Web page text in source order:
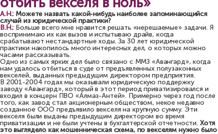
А.Н.: Можете назвать какой-нибудь наиболее запоминающийся
случай из юридической практики?
В.Н.: Больше всего мне нравится решать «нерешаемые» задачи. Я
воспринимаю их как вызов и испытываю драйв, когда
срабатывают нестандартные ходы. За 30 лет юридической
практики накопилось много интересных дел, о которых можно
часами рассказывать.
Одно из самых ярких дел было связано с ММЗ «Авангард», когда
нам удалось отбиться в суде от предъявленных полузаконных
векселей, выданных предыдущим директором предприятия.
В 2001-2004 годах мы оказывали юридическую поддержку
заводу «Авангард», который в этот период приватизировался и
входил в концерн ПВО «Алмаз-Антей». Примерно через год после
того, как завод стал акционерным обществом, некое недавно
созданное ООО предъявило векселя на крупную сумму. Эти
векселя были выданы предыдущим директором во время
приватизации и не были учтены в бухгалтерской отчетности. Хотя
это выглядело как мошенническая схема, по векселям нужно было